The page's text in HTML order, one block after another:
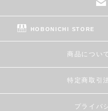
HOBONICHI STORE
商品につい
特定商取引
プライバ